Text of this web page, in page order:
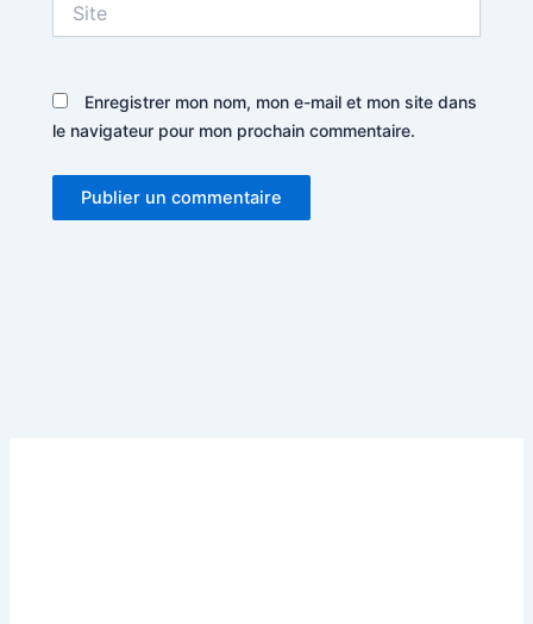
Enregistrer mon nom, mon e-mail et mon site dans
le navigateur pour mon prochain commentaire.